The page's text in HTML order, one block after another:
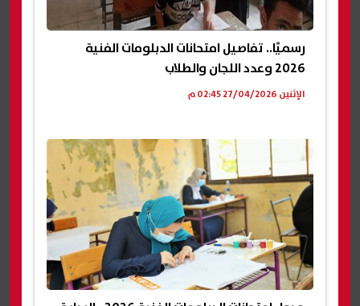
رسميًا.. تفاصيل امتحانات الدبلومات الفنية
2026 وعدد اللجان والطلاب
الإثنين 27/04/2026 02:45 م